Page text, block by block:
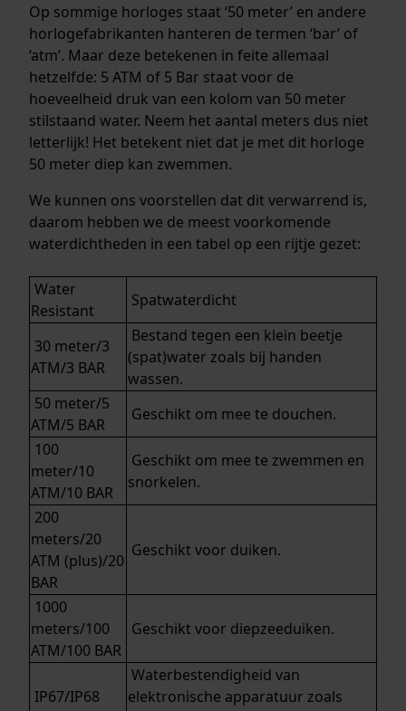
Op sommige horloges staat ‘50 meter’ en andere
horlogefabrikanten hanteren de termen ‘bar’ of
‘atm’. Maar deze betekenen in feite allemaal
hetzelfde: 5 ATM of 5 Bar staat voor de
hoeveelheid druk van een kolom van 50 meter
stilstaand water. Neem het aantal meters dus niet
letterlijk! Het betekent niet dat je met dit horloge
50 meter diep kan zwemmen.
We kunnen ons voorstellen dat dit verwarrend is,
daarom hebben we de meest voorkomende
waterdichtheden in een tabel op een rijtje gezet:
Water
Resistant
Spatwaterdicht
30 meter/3
ATM/3 BAR
Bestand tegen een klein beetje
(spat)water zoals bij handen
wassen.
50 meter/5
ATM/5 BAR
Geschikt om mee te douchen.
100
meter/10
ATM/10 BAR
Geschikt om mee te zwemmen en
snorkelen.
200
meters/20
ATM (plus)/20
BAR
Geschikt voor duiken.
1000
meters/100
ATM/100 BAR
Geschikt voor diepzeeduiken.
IP67/IP68
Waterbestendigheid van
elektronische apparatuur zoals